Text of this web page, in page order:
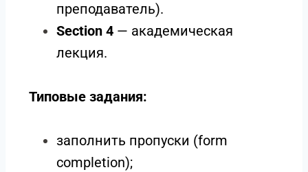
преподаватель).
Section 4 — академическая
лекция.
Типовые задания:
заполнить пропуски (form
completion);